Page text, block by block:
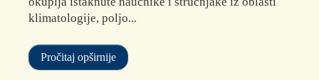
klimatologije, poljo...
Pročitaj opširnije